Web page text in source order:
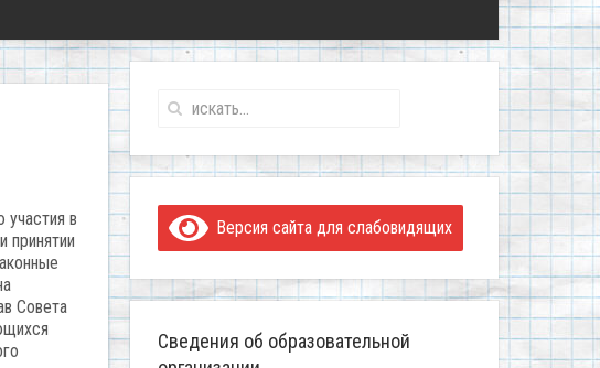
в
принятии
Совета
Версия сайта для слабовидящих
Сведения об образовательной